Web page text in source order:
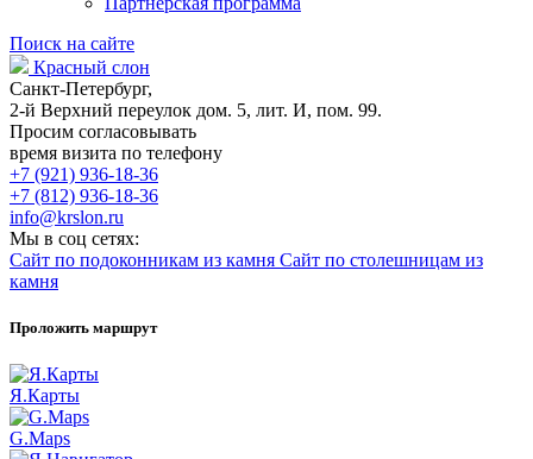
Поиск на сайте
Красный слон
Санкт-Петербург,
2-й Верхний переулок дом. 5, лит. И, пом. 99.
Просим согласовывать
время визита по телефону
+7 (921) 936-18-36
+7 (812) 936-18-36
info@krslon.ru
Мы в соц сетях:
Сайт по подоконникам из камня Сайт по столешницам из
камня
Проложить маршрут
Я.Карты
G.Maps